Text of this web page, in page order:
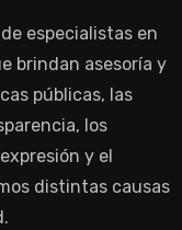
especialistas en
brindan asesoría y
públicas, las
los
y el
distintas causas